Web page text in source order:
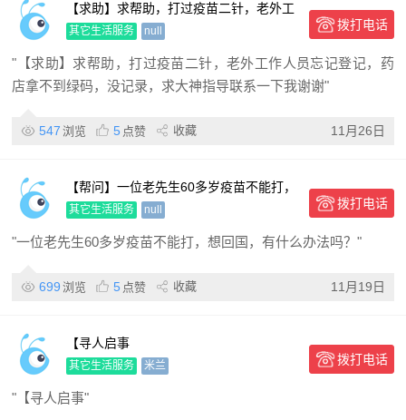
【求助】求帮助，打过疫苗二针，老外工
作人员忘记登记，药店拿不
其它生活服务 null 拨打电话
"【求助】求帮助，打过疫苗二针，老外工作人员忘记登记，药
店拿不到绿码，没记录，求大神指导联系一下我谢谢"
547 浏览 5 点赞 收藏 11月26日
【帮问】一位老先生60多岁疫苗不能打，
想回国，有什么办法吗？
其它生活服务 null 拨打电话
"一位老先生60多岁疫苗不能打，想回国，有什么办法吗？"
699 浏览 5 点赞 收藏 11月19日
【寻人启事
其它生活服务 米兰 拨打电话
"【寻人启事"